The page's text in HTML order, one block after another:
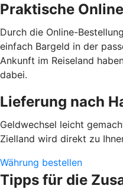
Praktische
Durch die Online-
einfach Bargeld in der
Ankunft im Reiseland
dabei.
Lieferung nach
Geldwechsel leicht
Zielland wird direkt zu
Währung bestellen
Tipps für die